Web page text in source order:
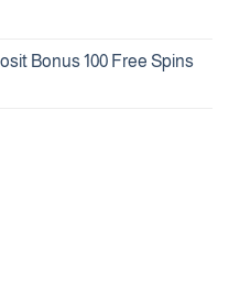
Bonus 100 Free Spins